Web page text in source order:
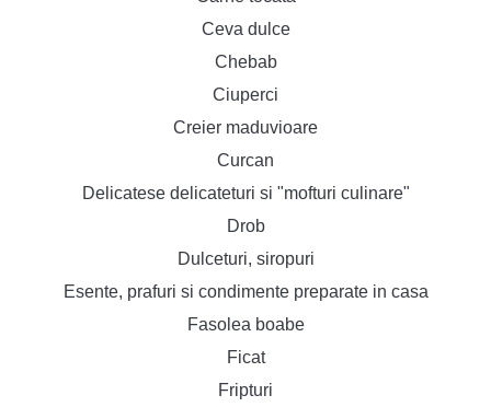
Ceva dulce
Chebab
Ciuperci
Creier maduvioare
Curcan
Delicatese delicateturi si "mofturi culinare"
Drob
Dulceturi, siropuri
Esente, prafuri si condimente preparate in casa
Fasolea boabe
Ficat
Fripturi